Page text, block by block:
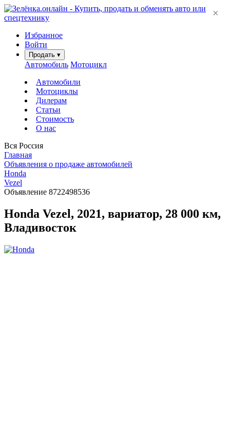
Избранное
Войти
Продать ▾
Автомобиль Мотоцикл
Автомобили
Мотоциклы
Дилерам
Статьи
Стоимость
О нас
Вся Россия
Главная
Объявления о продаже автомобилей
Honda
Vezel
Объявление 8722498536
Honda Vezel, 2021, вариатор, 28 000 км,
Владивосток
×